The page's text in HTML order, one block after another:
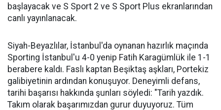
başlayacak ve S Sport 2 ve S Sport Plus ekranlarından
canlı yayınlanacak.
Siyah-Beyazlılar, İstanbul'da oynanan hazırlık maçında
Sporting İstanbul'u 4-0 yenip Fatih Karagümlük ile 1-1
berabere kaldı. Faslı kaptan Beşiktaş aşkları, Portekiz
galibiyetinin ardından konuşuyor. Deneyimli defans,
tarihi başarısı hakkında şunları söyledi: "Tarih yazdık.
Takım olarak başarımızdan gurur duyuyoruz. Tüm